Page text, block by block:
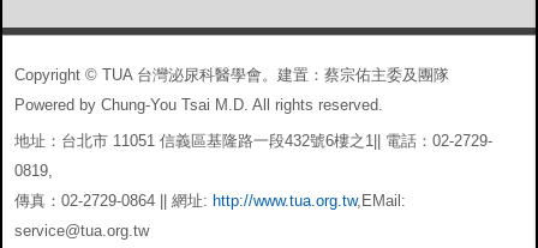
Copyright © TUA 台灣泌尿科醫學會。建置：蔡宗佑主委及團隊
Powered by Chung-You Tsai M.D. All rights reserved.
地址：台北市 11051 信義區基隆路一段432號6樓之1|| 電話：02-2729-
0819,
傳真：02-2729-0864 || 網址: http://www.tua.org.tw,EMail:
service@tua.org.tw